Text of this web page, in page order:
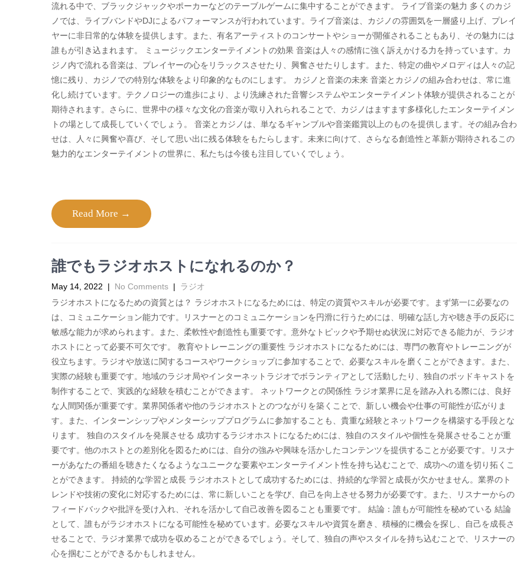
流れる中で、ブラックジャックやポーカーなどのテーブルゲームに集中することができます。 ライブ音楽の魅力 多くのカジ
ノでは、ライブバンドやDJによるパフォーマンスが行われています。ライブ音楽は、カジノの雰囲気を一層盛り上げ、プレイ
ヤーに非日常的な体験を提供します。また、有名アーティストのコンサートやショーが開催されることもあり、その魅力には
誰もが引き込まれます。 ミュージックエンターテイメントの効果 音楽は人々の感情に強く訴えかける力を持っています。カ
ジノ内で流れる音楽は、プレイヤーの心をリラックスさせたり、興奮させたりします。また、特定の曲やメロディは人々の記
憶に残り、カジノでの特別な体験をより印象的なものにします。 カジノと音楽の未来 音楽とカジノの組み合わせは、常に進
化し続けています。テクノロジーの進歩により、より洗練された音響システムやエンターテイメント体験が提供されることが
期待されます。さらに、世界中の様々な文化の音楽が取り入れられることで、カジノはますます多様化したエンターテイメン
トの場として成長していくでしょう。 音楽とカジノは、単なるギャンブルや音楽鑑賞以上のものを提供します。その組み合わ
せは、人々に興奮や喜び、そして思い出に残る体験をもたらします。未来に向けて、さらなる創造性と革新が期待されるこの
魅力的なエンターテイメントの世界に、私たちは今後も注目していくでしょう。
Read More →
誰でもラジオホストになれるのか？
May 14, 2022 | No Comments | ラジオ
ラジオホストになるための資質とは？ ラジオホストになるためには、特定の資質やスキルが必要です。まず第一に必要なの
は、コミュニケーション能力です。リスナーとのコミュニケーションを円滑に行うためには、明確な話し方や聴き手の反応に
敏感な能力が求められます。また、柔軟性や創造性も重要です。意外なトピックや予期せぬ状況に対応できる能力が、ラジオ
ホストにとって必要不可欠です。 教育やトレーニングの重要性 ラジオホストになるためには、専門の教育やトレーニングが
役立ちます。ラジオや放送に関するコースやワークショップに参加することで、必要なスキルを磨くことができます。また、
実際の経験も重要です。地域のラジオ局やインターネットラジオでボランティアとして活動したり、独自のポッドキャストを
制作することで、実践的な経験を積むことができます。 ネットワークとの関係性 ラジオ業界に足を踏み入れる際には、良好
な人間関係が重要です。業界関係者や他のラジオホストとのつながりを築くことで、新しい機会や仕事の可能性が広がりま
す。また、インターンシップやメンターシッププログラムに参加することも、貴重な経験とネットワークを構築する手段とな
ります。 独自のスタイルを発展させる 成功するラジオホストになるためには、独自のスタイルや個性を発展させることが重
要です。他のホストとの差別化を図るためには、自分の強みや興味を活かしたコンテンツを提供することが必要です。リスナ
ーがあなたの番組を聴きたくなるようなユニークな要素やエンターテイメント性を持ち込むことで、成功への道を切り拓くこ
とができます。 持続的な学習と成長 ラジオホストとして成功するためには、持続的な学習と成長が欠かせません。業界のト
レンドや技術の変化に対応するためには、常に新しいことを学び、自己を向上させる努力が必要です。また、リスナーからの
フィードバックや批評を受け入れ、それを活かして自己改善を図ることも重要です。 結論：誰もが可能性を秘めている 結論
として、誰もがラジオホストになる可能性を秘めています。必要なスキルや資質を磨き、積極的に機会を探し、自己を成長さ
せることで、ラジオ業界で成功を収めることができるでしょう。そして、独自の声やスタイルを持ち込むことで、リスナーの
心を掴むことができるかもしれません。